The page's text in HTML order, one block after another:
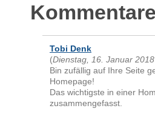
Kommentare
Tobi Denk
(Dienstag, 16. Januar
Bin zufällig auf Ihre Seite
Homepage!
Das wichtigste in einer
zusammengefasst.